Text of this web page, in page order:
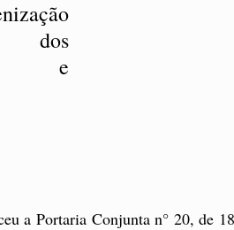
dos
e
a Portaria Conjunta n° 20, de